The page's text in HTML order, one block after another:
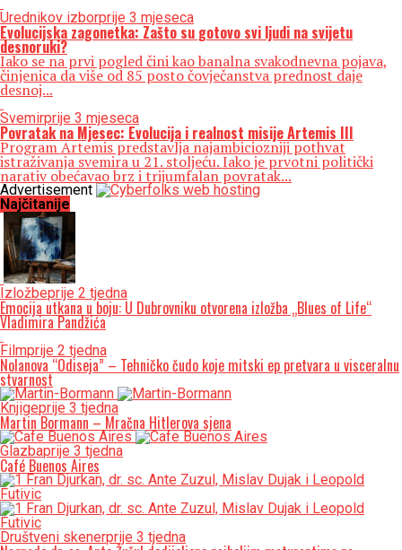
Urednikov izborprije 3 mjeseca
Evolucijska zagonetka: Zašto su gotovo svi ljudi na svijetu
desnoruki?
Iako se na prvi pogled čini kao banalna svakodnevna pojava,
činjenica da više od 85 posto čovječanstva prednost daje
desnoj...
Svemirprije 3 mjeseca
Povratak na Mjesec: Evolucija i realnost misije Artemis III
Program Artemis predstavlja najambiciozniji pothvat
istraživanja svemira u 21. stoljeću. Iako je prvotni politički
narativ obećavao brz i trijumfalan povratak...
Advertisement
Najčitanije
Izložbeprije 2 tjedna
Emocija utkana u boju: U Dubrovniku otvorena izložba „Blues of Life“
Vladimira Pandžića
Filmprije 2 tjedna
Nolanova “Odiseja” – Tehničko čudo koje mitski ep pretvara u visceralnu
stvarnost
Knjigeprije 3 tjedna
Martin Bormann – Mračna Hitlerova sjena
Glazbaprije 3 tjedna
Café Buenos Aires
Društveni skenerprije 3 tjedna